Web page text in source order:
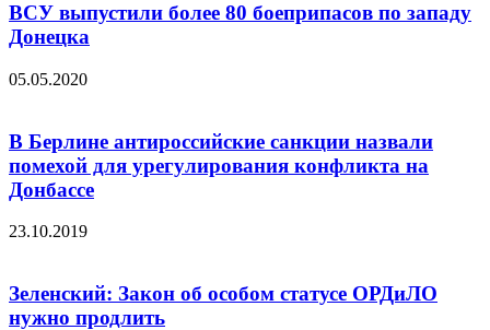
ВСУ выпустили более 80 боеприпасов по западу
Донецка
05.05.2020
В Берлине антироссийские санкции назвали
помехой для урегулирования конфликта на
Донбассе
23.10.2019
Зеленский: Закон об особом статусе ОРДиЛО
нужно продлить